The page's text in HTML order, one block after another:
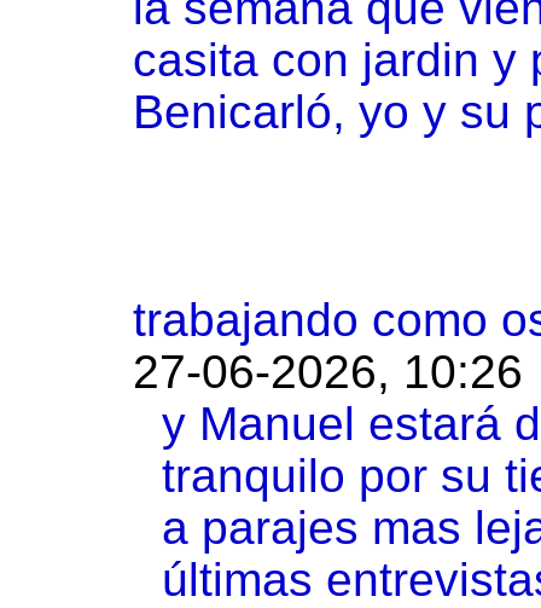
casita con jardin y
Benicarló, yo y su
trabajando como
27-06-2026, 10:26
y Manuel estará
tranquilo por su
a parajes mas
últimas